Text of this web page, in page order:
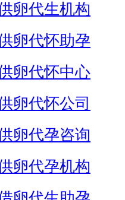
卵代生机构
卵代怀助孕
卵代怀中心
卵代怀公司
卵代孕咨询
卵代孕机构